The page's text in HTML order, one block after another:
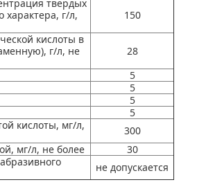
твердых
характера, г/л,
150
кислоты в
г/л, не
28
5
5
5
5
кислоты, мг/л,
300
мг/л, не более
30
не допускается